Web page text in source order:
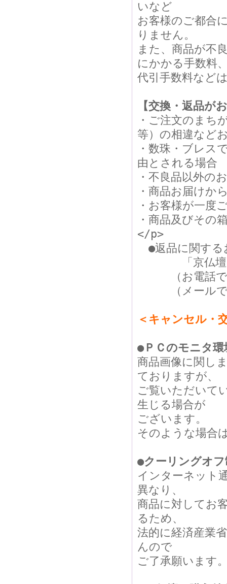
いなど
お客様のご都合
りません。
また、商品が不
にかかる手数料
代引手数料など
【交換・返品が
・ご注文のまち
等）の相違など
・数珠・ブレス
由とされる場合
・不良品以外の
・商品お届けか
・お客様が一度
・商品及びその
</p>
●返品に関する
「京仏壇は
（お電話で
（メールでの
＜キャンセル・
●ＰＣのモニタ
商品画像に関し
ておりますが、
ご覧いただいて
生じる場合が
ございます。
そのような場合
●クーリングオ
インターネット
異なり、
商品に対してお
るため、
法的に経済産業
んので
ご了承願います